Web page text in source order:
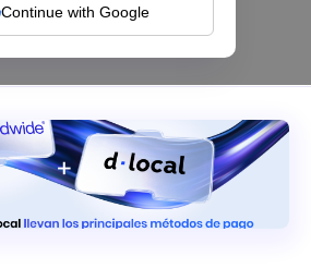
Continue with Google